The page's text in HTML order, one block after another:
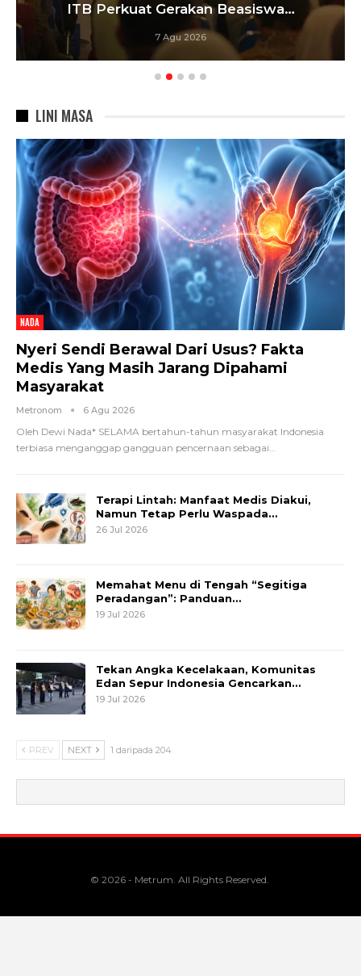
ITB Perkuat Gerakan Beasiswa…
7 Agu 2026
LINI MASA
NADA
Nyeri Sendi Berawal Dari Usus? Fakta
Medis Yang Masih Jarang Dipahami
Masyarakat
Metronom 6 Agu 2026
Oleh Dewi Nada* SELAMA bertahun-tahun masyarakat Indonesia
terbiasa menganggap gangguan pencernaan sebagai
Terapi Lintah: Manfaat Medis Diakui,
Namun Tetap Perlu Waspada…
26 Jul 2026
Memahat Menu di Tengah “Segitiga
Peradangan”: Panduan…
19 Jul 2026
Tekan Angka Kecelakaan, Komunitas
Edan Sepur Indonesia Gencarkan…
19 Jul 2026
PREV NEXT 1 daripada 204
© 2026 - Metrum. All Rights Reserved.